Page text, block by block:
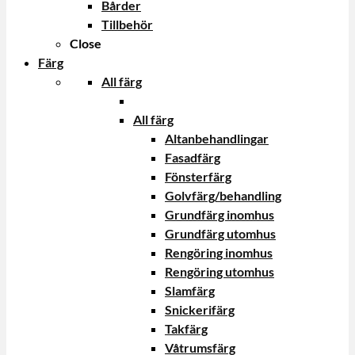
Bårder
Tillbehör
Close
Färg
All färg
All färg
Altanbehandlingar
Fasadfärg
Fönsterfärg
Golvfärg/behandling
Grundfärg inomhus
Grundfärg utomhus
Rengöring inomhus
Rengöring utomhus
Slamfärg
Snickerifärg
Takfärg
Våtrumsfärg